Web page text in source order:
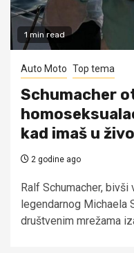
1 min read
Auto Moto Top tema
Schumacher
kad imaš u
2 godine ago
Ralf Schumacher,
legendarnog Michaela
društvenim mrežama